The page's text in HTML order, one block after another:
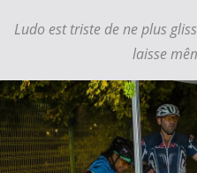
Ludo est triste de ne plus
laisse